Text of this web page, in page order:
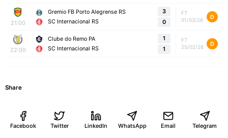
21:00
Gremio FB Porto Alegrense RS
SC Internacional RS
3
0
FT
01/03/26
D
22:00
Clube do Remo PA
SC Internacional RS
1
1
FT
25/02/26
D
Share
Facebook Twitter LinkedIn WhatsApp Email Telegram